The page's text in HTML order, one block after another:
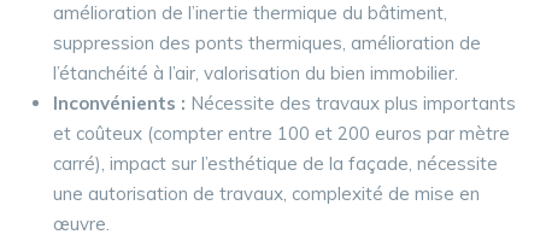
amélioration de l’inertie thermique du bâtiment,
suppression des ponts thermiques, amélioration de
l’étanchéité à l’air, valorisation du bien immobilier.
Inconvénients : Nécessite des travaux plus importants
et coûteux (compter entre 100 et 200 euros par mètre
carré), impact sur l’esthétique de la façade, nécessite
une autorisation de travaux, complexité de mise en
œuvre.